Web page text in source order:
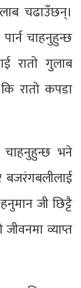
चढाउँछन्।
चाहनुहुन्छ
रातो गुलाब
रातो कपडा
चाहनुहुन्छ भने
बजरंगबलीलाई
जी छिट्टै
व्याप्त